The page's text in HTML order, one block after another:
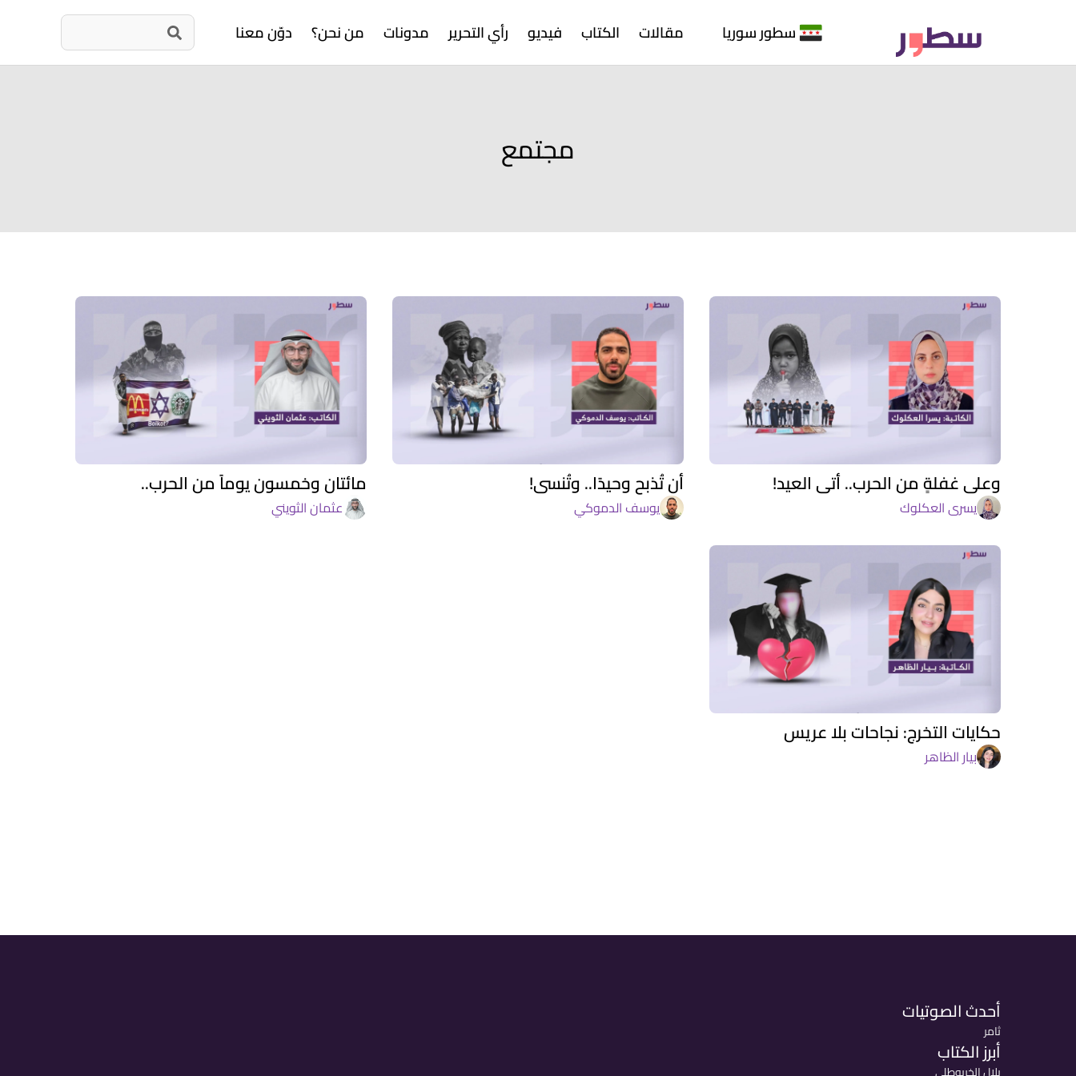
سطور سوريا مقالات الكتاب فيديو رأي التحرير مدونات من نحن؟ دوّن معنا
مجتمع
وعلى غفلةٍ من الحرب.. أتى العيد!
يسرى العكلوك
أن تُذبح وحيدًا.. وتُنسى!
يوسف الدموكي
مائتان وخمسون يوماً من الحرب..
عثمان الثويني
حكايات التخرج: نجاحات بلا عريس
بيار الظاهر
أحدث الصوتيات
ثامر
أبرز الكتاب